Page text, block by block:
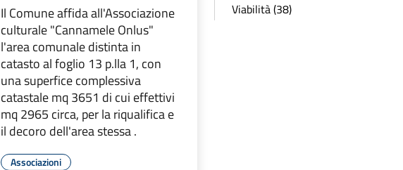
Il Comune affida all'Associazione
culturale "Cannamele Onlus"
l'area comunale distinta in
catasto al foglio 13 p.lla 1, con
una superfice complessiva
catastale mq 3651 di cui effettivi
mq 2965 circa, per la riqualifica e
il decoro dell'area stessa .
Associazioni
Viabilità (38)